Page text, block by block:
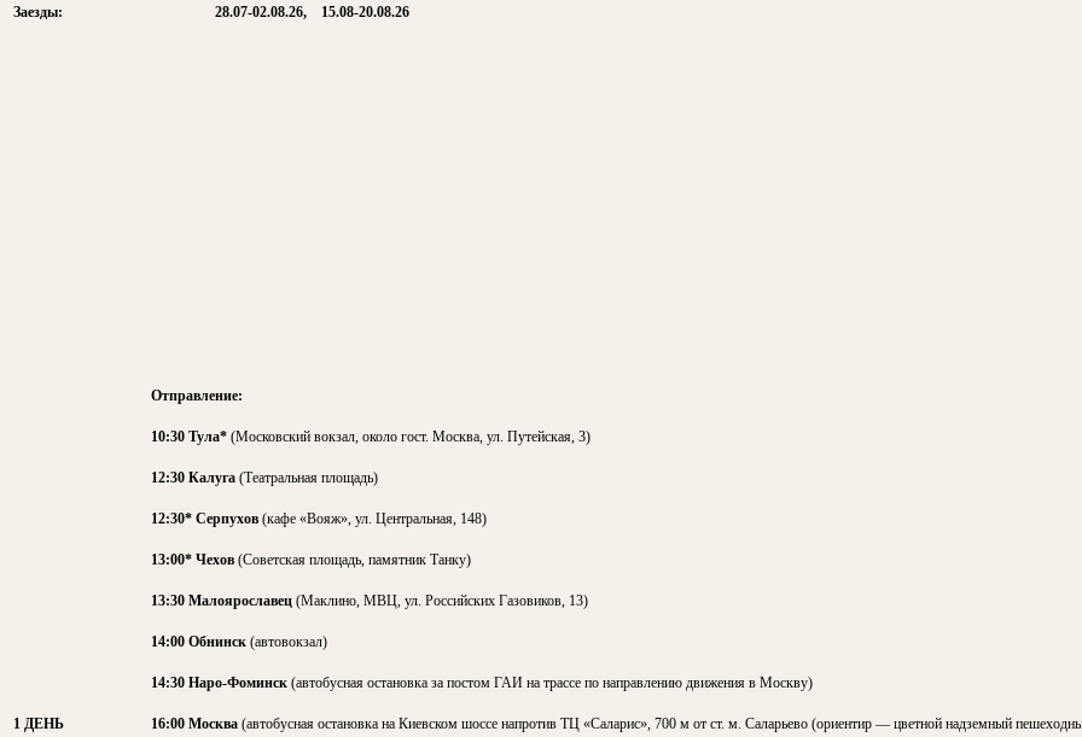
Заезды: 28.07-02.08.26, 15.08-20.08.26
1 ДЕНЬ
Отправление:
10:30 Тула* (Московский вокзал, около гост. Москва, ул. Путейская, 3)
12:30 Калуга (Театральная площадь)
12:30* Серпухов (кафе «Вояж», ул. Центральная, 148)
13:00* Чехов (Советская площадь, памятник Танку)
13:30 Малоярославец (Маклино, МВЦ, ул. Российских Газовиков, 13)
14:00 Обнинск (автовокзал)
14:30 Наро-Фоминск (автобусная остановка за постом ГАИ на трассе по направлению движения в Москву)
16:00 Москва (автобусная остановка на Киевском шоссе напротив ТЦ «Саларис», 700 м от ст. м. Саларьево (ориентир — цветной надземный